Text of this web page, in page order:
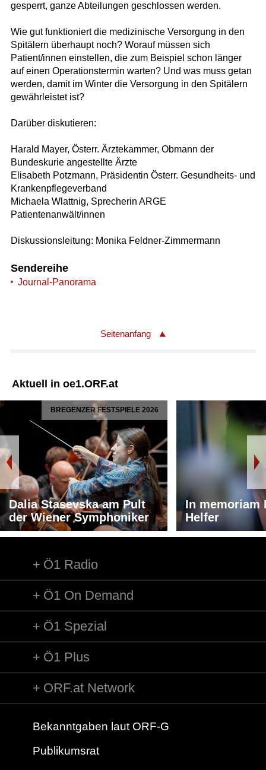
gesperrt, ganze Abteilungen geschlossen werden.
Wie gut funktioniert die medizinische Versorgung in den
Spitälern überhaupt noch? Worauf müssen sich
Patient/innen einstellen, die zum Beispiel schon länger
auf einen Operationstermin warten? Und was muss getan
werden, damit im Winter die Versorgung in den Spitälern
gewährleistet ist?
Darüber diskutieren:
Harald Mayer, Österr. Ärztekammer, Obmann der
Bundeskurie angestellte Ärzte
Elisabeth Potzmann, Präsidentin Österr. Gesundheits- und
Krankenpflegeverband
Michaela Wlattnig, Sprecherin ARGE
Patientenanwält/innen
Diskussionsleitung: Monika Feldner-Zimmermann
Sendereihe
Journal-Panorama
Seitenanfang
Aktuell in oe1.ORF.at
BREGENZER FESTSPIELE 2026
Dalia Stasevska am Pult
der Wiener Symphoniker
In memoriam
Helfer
Ö1 Radio
Ö1 On Demand
Ö1 Spezial
Ö1 Plus
ORF.at Network
Bekanntgaben laut ORF-G
Publikumsrat